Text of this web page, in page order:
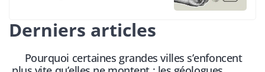
Derniers articles
Pourquoi certaines grandes villes s’enfoncent